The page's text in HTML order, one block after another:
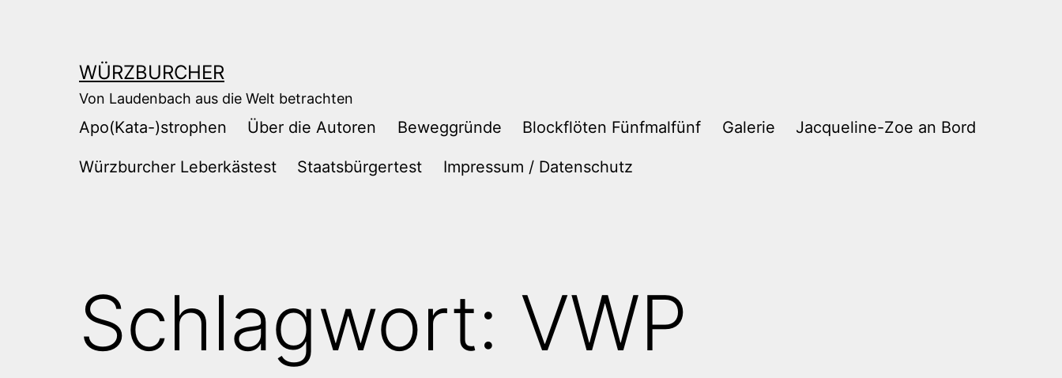
WÜRZBURCHER
Von Laudenbach aus die Welt betrachten
Apo(Kata-)strophen Über die Autoren Beweggründe Blockflöten Fünfmalfünf Galerie Jacqueline-Zoe an Bord
Würzburcher Leberkästest Staatsbürgertest Impressum / Datenschutz
Schlagwort: VWP